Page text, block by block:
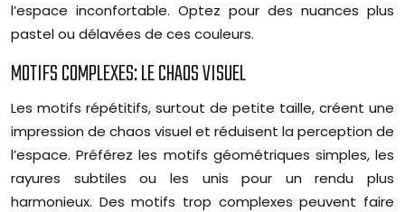
l’espace inconfortable. Optez pour des nuances plus
pastel ou délavées de ces couleurs.
MOTIFS COMPLEXES: LE CHAOS VISUEL
Les motifs répétitifs, surtout de petite taille, créent une
impression de chaos visuel et réduisent la perception de
l’espace. Préférez les motifs géométriques simples, les
rayures subtiles ou les unis pour un rendu plus
harmonieux. Des motifs trop complexes peuvent faire